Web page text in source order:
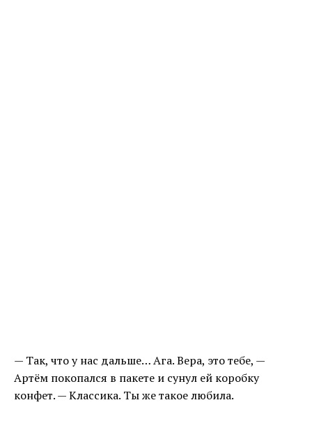
— Так, что у нас дальше… Ага. Вера, это тебе, —
Артём покопался в пакете и сунул ей коробку
конфет. — Классика. Ты же такое любила.